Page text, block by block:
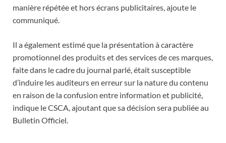
manière répétée et hors écrans publicitaires, ajoute le
communiqué.
Il a également estimé que la présentation à caractère
promotionnel des produits et des services de ces marques,
faite dans le cadre du journal parlé, était susceptible
d’induire les auditeurs en erreur sur la nature du contenu
en raison de la confusion entre information et publicité,
indique le CSCA, ajoutant que sa décision sera publiée au
Bulletin Officiel.